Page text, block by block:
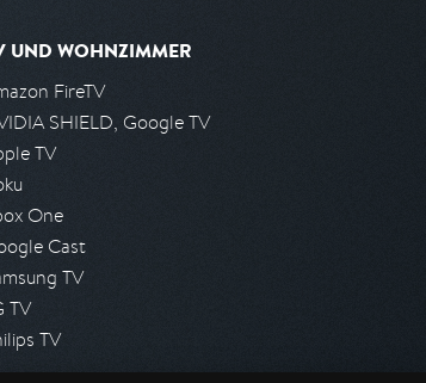
UND WOHNZIMMER
FireTV
SHIELD, Google TV
TV
One
Cast
TV
TV
TV